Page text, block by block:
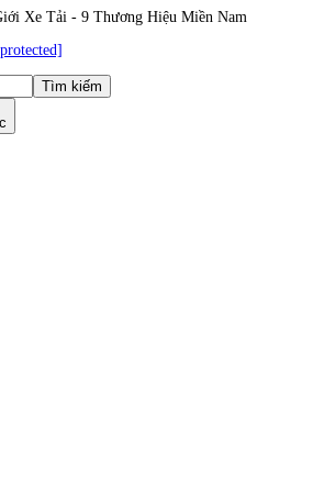
Xe Tải - 9 Thương Hiệu Miền Nam
Tìm kiếm